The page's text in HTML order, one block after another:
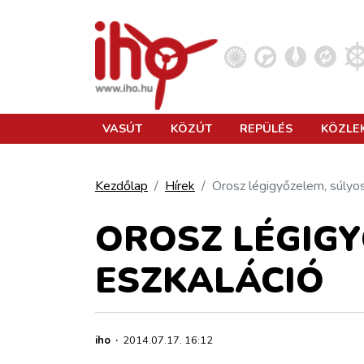
KÖZLEKEDÉSFEJLESZTÉS
ELLÁTÁSI LÁNC
VASÚT KÖZÚT REPÜLÉS
Kezdőlap Hírek Orosz légigyőzelem,
OROSZ
ESZKALÁCIÓ
iho · 2014.07.17. 16:12